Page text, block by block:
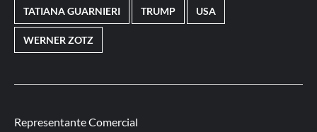
TATIANA GUARNIERI TRUMP USA
WERNER ZOTZ
Representante Comercial